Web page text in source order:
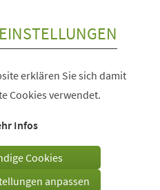
erklären Sie sich damit
Cookies verwendet.
Infos
Cookies
anpassen